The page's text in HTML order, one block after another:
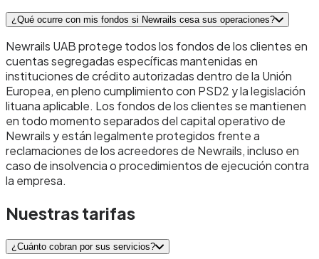
¿Qué ocurre con mis fondos si Newrails cesa sus operaciones?
Newrails UAB protege todos los fondos de los clientes en
cuentas segregadas específicas mantenidas en
instituciones de crédito autorizadas dentro de la Unión
Europea, en pleno cumplimiento con PSD2 y la legislación
lituana aplicable. Los fondos de los clientes se mantienen
en todo momento separados del capital operativo de
Newrails y están legalmente protegidos frente a
reclamaciones de los acreedores de Newrails, incluso en
caso de insolvencia o procedimientos de ejecución contra
la empresa.
Nuestras tarifas
¿Cuánto cobran por sus servicios?